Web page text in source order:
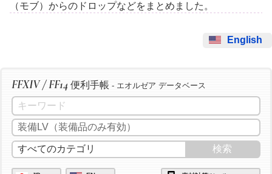
（モブ）からのドロップなどをまとめました。
English
FFXIV / FF14 便利手帳 - エオルゼア データベース